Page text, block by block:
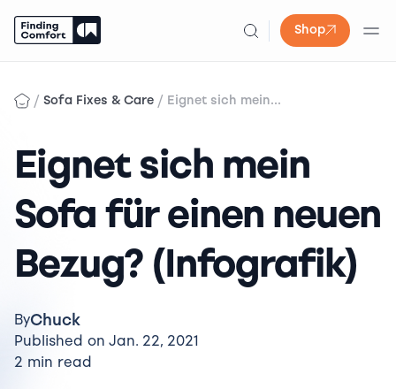
Shop
content
/ Sofa Fixes & Care / Eignet sich mein...
Eignet sich mein
Sofa für einen neuen
Bezug? (Infografik)
ByChuck
Published on Jan. 22, 2021
2 min read